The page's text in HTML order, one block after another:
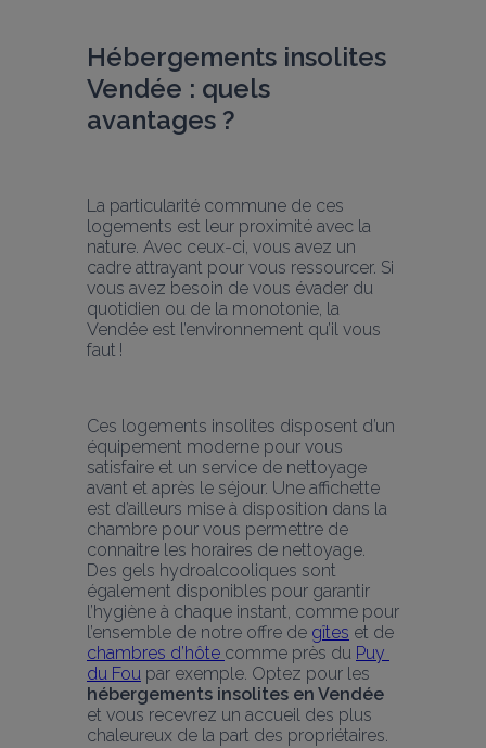
Hébergements insolites
Vendée : quels
avantages ?
La particularité commune de ces
logements est leur proximité avec la
nature. Avec ceux-ci, vous avez un
cadre attrayant pour vous ressourcer. Si
vous avez besoin de vous évader du
quotidien ou de la monotonie, la
Vendée est l’environnement qu’il vous
faut !
Ces logements insolites disposent d’un
équipement moderne pour vous
satisfaire et un service de nettoyage
avant et après le séjour. Une affichette
est d’ailleurs mise à disposition dans la
chambre pour vous permettre de
connaitre les horaires de nettoyage.
Des gels hydroalcooliques sont
également disponibles pour garantir
l’hygiène à chaque instant, comme pour
l’ensemble de notre offre de gîtes
chambres d’hôte comme près du Puy
du Fou
hébergements insolites en Vendée
et vous recevrez un accueil des plus
chaleureux de la part des propriétaires.